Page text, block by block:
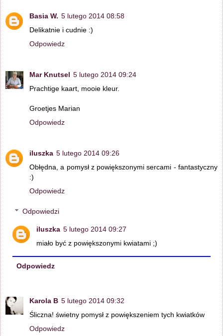
Basia W. 5 lutego 2014 08:58
Delikatnie i cudnie :)
Odpowiedz
Mar Knutsel 5 lutego 2014 09:24
Prachtige kaart, mooie kleur.
Groetjes Marian
Odpowiedz
iluszka 5 lutego 2014 09:26
Obłędna, a pomysł z powiększonymi sercami - fantastyczny
:)
Odpowiedz
Odpowiedzi
iluszka 5 lutego 2014 09:27
miało być z powiększonymi kwiatami ;)
Odpowiedz
Karola B 5 lutego 2014 09:32
Śliczna! świetny pomysł z powiększeniem tych kwiatków
Odpowiedz